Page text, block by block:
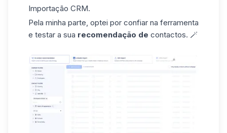
Importação CRM.
Pela minha parte, optei por confiar na ferramenta
e testar a sua recomendação de contactos. 🪄